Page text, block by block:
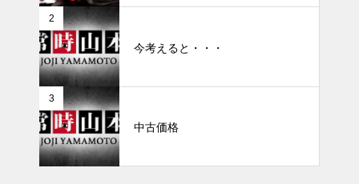
2
今考えると・・・
3
中古価格